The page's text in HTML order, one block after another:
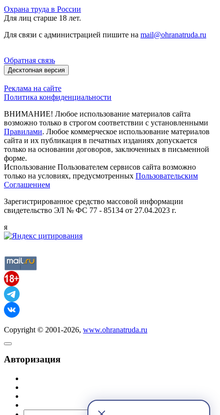
Охрана труда в России
Для лиц старше 18 лет.
Для связи с администрацией пишите на mail@ohranatruda.ru
Обратная связь
Десктопная версия
Реклама на сайте
Политика конфиденциальности
ВНИМАНИЕ! Любое использование материалов сайта
возможно только в строгом соответствии с установленными
Правилами. Любое коммерческое использование материалов
сайта и их публикация в печатных изданиях допускается
только на основании договоров, заключенных в письменной
форме.
Использование Пользователем сервисов сайта возможно
только на условиях, предусмотренных Пользовательским
Соглашением
Зарегистрированное средство массовой информации
свидетельство ЭЛ № ФС 77 - 85134 от 27.04.2023 г.
я
Copyright © 2001-2026, www.ohranatruda.ru
Авторизация